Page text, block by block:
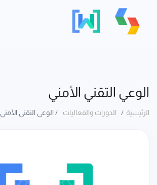
الوعي التقني الأمني
الرئيسية الدورات والفعاليات الوعي التقني الأمني